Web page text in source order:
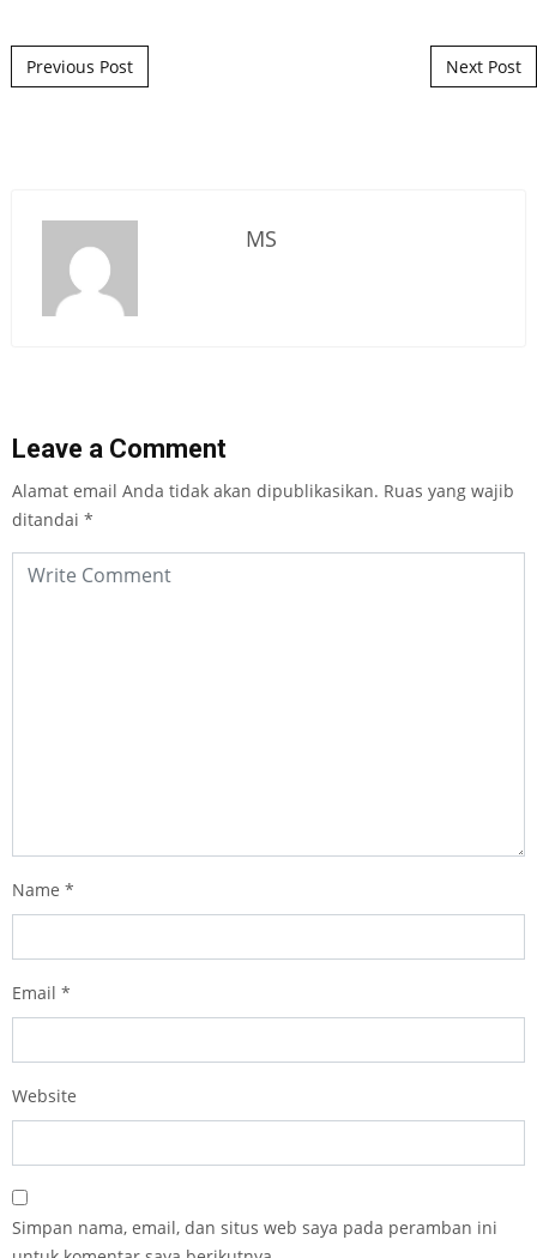
Post navigation
Previous Post Next Post
MS
Leave a Comment
Alamat email Anda tidak akan dipublikasikan. Ruas yang wajib
ditandai *
Name *
Email *
Website
Simpan nama, email, dan situs web saya pada peramban ini